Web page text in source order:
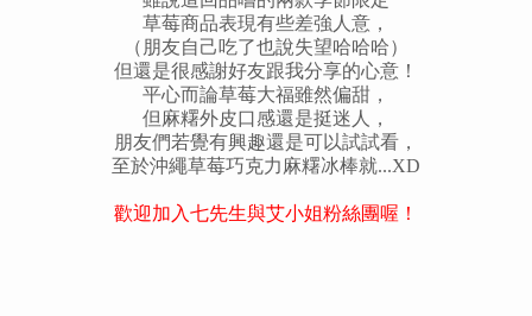
草莓商品表現有些差強人意，
（朋友自己吃了也說失望哈哈哈）
但還是很感謝好友跟我分享的心意！
平心而論草莓大福雖然偏甜，
但麻糬外皮口感還是挺迷人，
朋友們若覺有興趣還是可以試試看，
至於沖繩草莓巧克力麻糬冰棒就...XD
歡迎加入七先生與艾小姐粉絲團喔！